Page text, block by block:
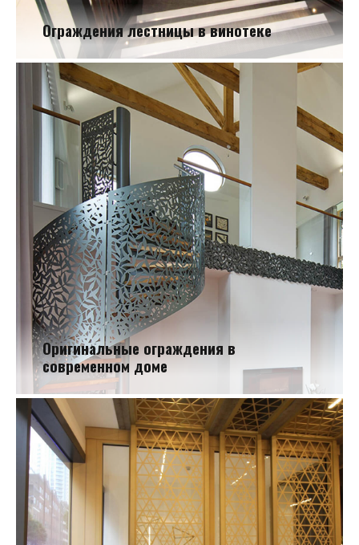
Ограждения лестницы в винотеке
Ограждения лестницы в винотеке
Оригинальные ограждения в современном доме
Оригинальные ограждения в
современном доме